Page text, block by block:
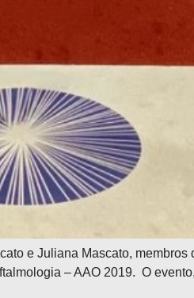
e Juliana Mascato,
– AAO 2019. O